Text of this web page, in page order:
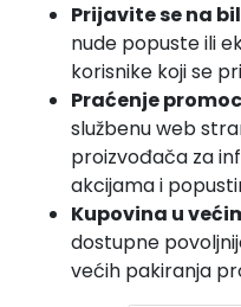
Prijavite se na
nude popuste ili
korisnike koji se
Praćenje
službenu web
proizvođača za
akcijama i
Kupovina u
dostupne
većih pakiranja